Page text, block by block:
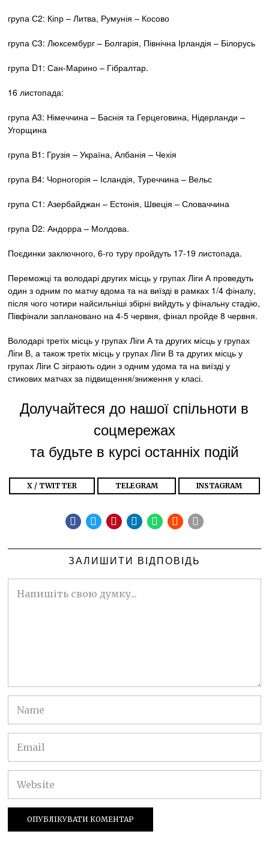
група С2: Кіпр – Литва, Румунія – Косово
група С3: Люксембург – Болгарія, Північна Ірландія – Білорусь
група D1: Сан-Марино – Гібралтар.
16 листопада:
група А3: Німеччина – Баснія та Герцеговина, Нідерланди –
Угорщина
група В1: Грузія – Україна, Албанія – Чехія
група В4: Чорногорія – Ісландія, Туреччина – Вельс
група С1: Азербайджан – Естонія, Швеція – Словаччина
група D2: Андорра – Молдова.
Поєдинки заключного, 6-го туру пройдуть 17-19 листопада.
Переможці та володарі других місць у групах Ліги А проведуть
один з одним по матчу вдома та на виїзді в рамках 1/4 фіналу,
після чого чотири найсильніші збірні вийдуть у фінальну стадію,
Півфінали заплановано на 4-5 червня, фінал пройде 8 червня.
Володарі третіх місць у групах Ліги А та других місць у групах
Ліги В, а також третіх місць у групах Ліги В та других місць у
групах Ліги С зіграють один з одним удома та на виїзді у
стикових матчах за підвищення/зниження у класі.
Долучайтеся до нашої спільноти в
соцмережах
та будьте в курсі останніх подій
X / TWITTER TELEGRAM INSTAGRAM
ЗАЛИШИТИ ВІДПОВІДЬ